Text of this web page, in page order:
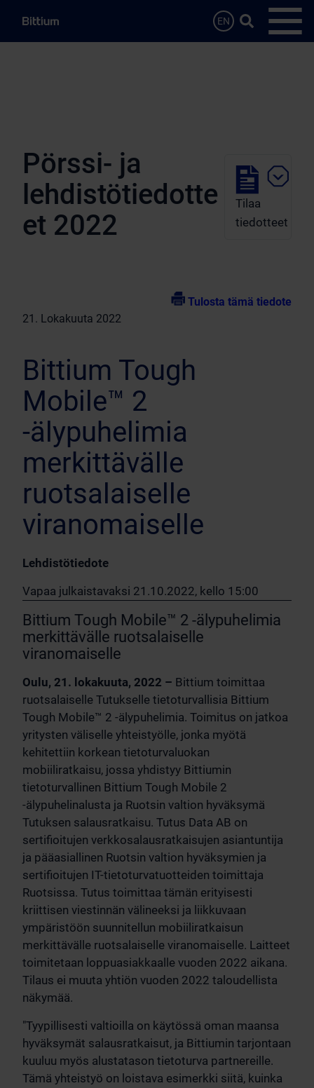
EN
Hae…
Avaa
Pörssi- ja
lehdistötiedotte
et 2022
Tilaa
tiedotteet
Tulosta tämä tiedote
21. Lokakuuta 2022
Bittium Tough
Mobile™ 2
-älypuhelimia
merkittävälle
ruotsalaiselle
viranomaiselle
Lehdistötiedote
Vapaa julkaistavaksi 21.10.2022, kello 15:00
Bittium Tough Mobile™ 2 -älypuhelimia
merkittävälle ruotsalaiselle
viranomaiselle
Oulu, 21. lokakuuta, 2022 – Bittium toimittaa
ruotsalaiselle Tutukselle tietoturvallisia Bittium
Tough Mobile™ 2 -älypuhelimia. Toimitus on jatkoa
yritysten väliselle yhteistyölle, jonka myötä
kehitettiin korkean tietoturvaluokan
mobiiliratkaisu, jossa yhdistyy Bittiumin
tietoturvallinen Bittium Tough Mobile 2
-älypuhelinalusta ja Ruotsin valtion hyväksymä
Tutuksen salausratkaisu. Tutus Data AB on
sertifioitujen verkkosalausratkaisujen asiantuntija
ja pääasiallinen Ruotsin valtion hyväksymien ja
sertifioitujen IT-tietoturvatuotteiden toimittaja
Ruotsissa. Tutus toimittaa tämän erityisesti
kriittisen viestinnän välineeksi ja liikkuvaan
ympäristöön suunnitellun mobiiliratkaisun
merkittävälle ruotsalaiselle viranomaiselle. Laitteet
toimitetaan loppuasiakkaalle vuoden 2022 aikana.
Tilaus ei muuta yhtiön vuoden 2022 taloudellista
näkymää.
"Tyypillisesti valtioilla on käytössä oman maansa
hyväksymät salausratkaisut, ja Bittiumin tarjontaan
kuuluu myös alustatason tietoturva partnereille.
Tämä yhteistyö on loistava esimerkki siitä, kuinka